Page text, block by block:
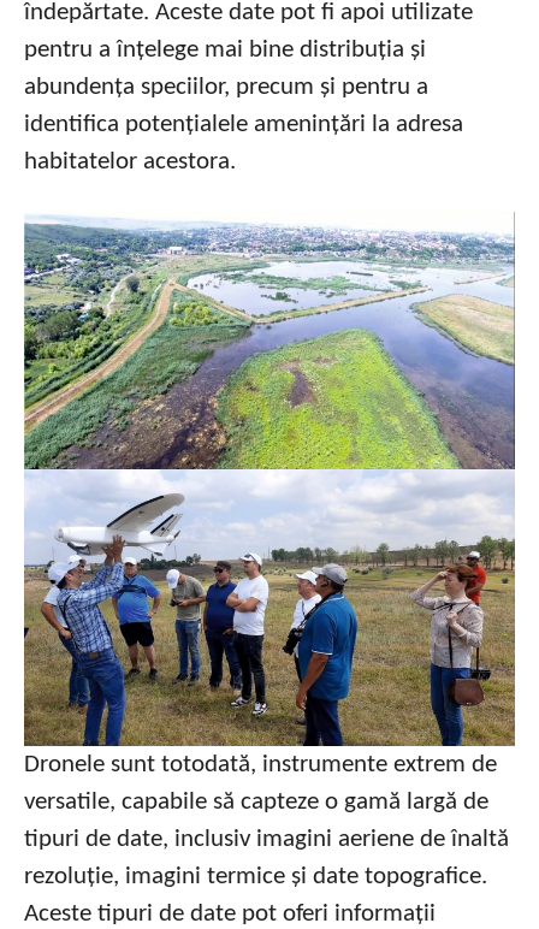
îndepărtate. Aceste date pot fi apoi utilizate
pentru a înțelege mai bine distribuția și
abundența speciilor, precum și pentru a
identifica potențialele amenințări la adresa
habitatelor acestora.
Dronele sunt totodată, instrumente extrem de
versatile, capabile să capteze o gamă largă de
tipuri de date, inclusiv imagini aeriene de înaltă
rezoluție, imagini termice și date topografice.
Aceste tipuri de date pot oferi informații